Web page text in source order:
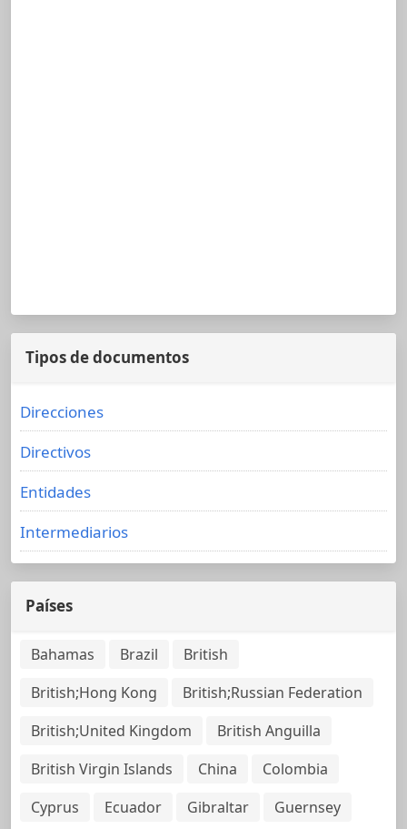
Tipos de documentos
Direcciones
Directivos
Entidades
Intermediarios
Países
Bahamas Brazil
British
British;Hong Kong
British;Russian Federation
British;United Kingdom
British Anguilla
British Virgin Islands
China
Colombia
Cyprus
Ecuador Gibraltar
Guernsey